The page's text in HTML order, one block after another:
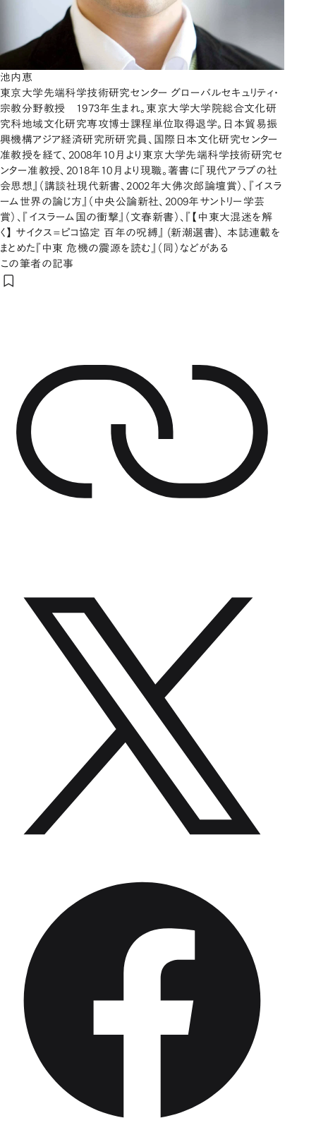
池内恵
東京大学先端科学技術研究センター グローバルセキュリティ・
宗教分野教授 1973年生まれ。東京大学大学院総合文化研
究科地域文化研究専攻博士課程単位取得退学。日本貿易振
興機構アジア経済研究所研究員、国際日本文化研究センター
准教授を経て、2008年10月より東京大学先端科学技術研究セ
ンター准教授、2018年10月より現職。著書に『現代アラブの社
会思想』（講談社現代新書、2002年大佛次郎論壇賞）、『イスラ
ーム世界の論じ方』（中央公論新社、2009年サントリー学芸
賞）、『イスラーム国の衝撃』（文春新書）、『【中東大混迷を解
く】 サイクス=ピコ協定 百年の呪縛』 (新潮選書)、 本誌連載を
まとめた『中東 危機の震源を読む』（同）などがある
この筆者の記事